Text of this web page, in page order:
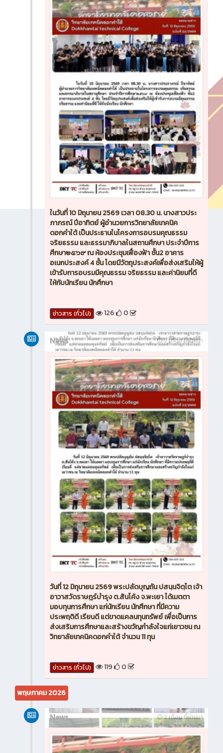
ในวันที่ 10 มิถุนายน 2569 เวลา 08.30 น. นางสาวประ
ภาภรณ์ ปีอาทิตย์ ผู้อำนวยการวิทยาลัยเทคนิค
ดอกคำใต้ เป็นประธานในโครงการอบรมคุณธรรม
จริยธรรม และธรรมาภิบาลในสถานศึกษา ประจำปีการ
ศึกษา๒๕๖๙ ณ ห้องประชุมเฟื่องฟ้า ชั้น2 อาคาร
อเนกประสงค์ 4 ชั้น โดยมีวัตถุประสงค์เพื่อส่งเสริมให้ผู้
เข้ารับการอบรมมีคุณธรรม จริยธรรม และค่านิยมที่ดี
ให้กับนักเรียน นักศึกษา
ข่าวสาร (ทั่วไป) 126 0
2 เดือน ที่ผ่านมา
News
วันที่ 12 มิถุนายน 2569 พระปลัดบุญถัน ปสนฺนจิตฺโต เจ้า
อาวาสวัดราษฎร์บำรุง ต.สันโค้ง จ.พะเยา ได้เมตตา
มอบทุนการศึกษา แก่นักเรียน นักศึกษา ที่มีความ
ประพฤติดี เรียนดี แต่ขาดแคลนทุนทรัพย์ เพื่อเป็นการ
ส่งเสริมการศึกษาและสร้างขวัญกำลังใจแก่เยาวชน ณ
วิทยาลัยเทคนิคดอกคำใต้ จำนวน 11 ทุน
ข่าวสาร (ทั่วไป) 119 0
พฤษภาคม 2026
2 เดือน ที่ผ่านมา
News